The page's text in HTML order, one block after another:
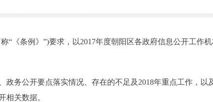
条例》”)要求，以2017年度朝阳区各政府信息公开工作
务公开要点落实情况、存在的不足及2018年重点工作，以
相关数据。